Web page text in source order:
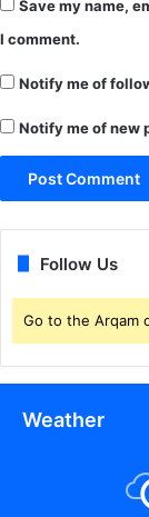
Save my name,
I comment.
Notify me of
Notify me of new
Follow Us
Go to the Arqam
Weather